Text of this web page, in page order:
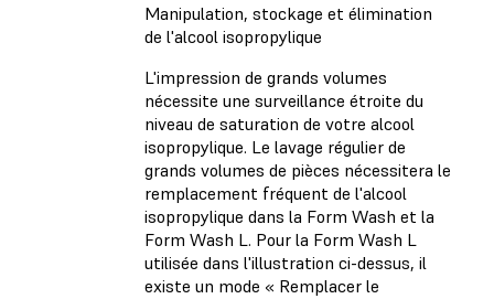
Manipulation, stockage et élimination
de l'alcool isopropylique
L'impression de grands volumes
nécessite une surveillance étroite du
niveau de saturation de votre alcool
isopropylique. Le lavage régulier de
grands volumes de pièces nécessitera le
remplacement fréquent de l'alcool
isopropylique dans la Form Wash et la
Form Wash L. Pour la Form Wash L
utilisée dans l'illustration ci-dessus, il
existe un mode « Remplacer le